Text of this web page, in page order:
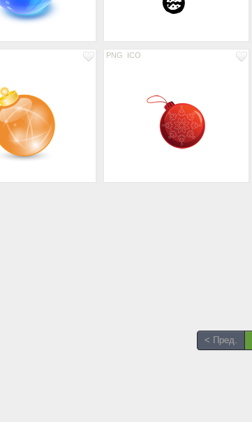
PNG ICO
< Пред.